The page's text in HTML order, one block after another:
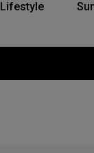
Lifestyle